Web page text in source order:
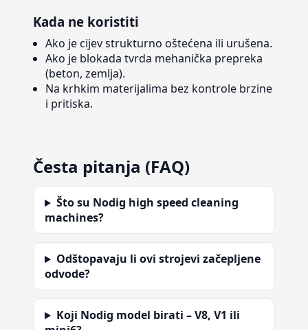
Kada ne koristiti
Ako je cijev strukturno oštećena ili urušena.
Ako je blokada tvrda mehanička prepreka
(beton, zemlja).
Na krhkim materijalima bez kontrole brzine
i pritiska.
Česta pitanja (FAQ)
Što su Nodig high speed cleaning
machines?
Odštopavaju li ovi strojevi začepljene
odvode?
Koji Nodig model birati – V8, V1 ili